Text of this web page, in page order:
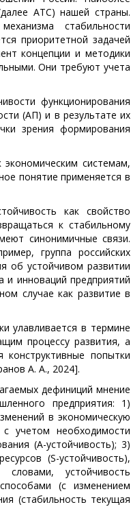
АТС) нашей страны.
стабильности
приоритетной задачей
концепции и методики
Они требуют учета
функционирования
(АП) и в результате их
зрения формирования
системам,
понятие применяется в
как свойство
к стабильному
синонимичные связи.
группа российских
об устойчивом развитии
инноваций предприятий
случае как развитие в
улавливается в термине
процессу развития, а
попытки
А. А., 2024].
дефиниций мнение
предприятия: 1)
в экономическую
с учетом необходимости
(А-устойчивость); 3)
(S-устойчивость),
устойчивость
(с изменением
(стабильность текущая